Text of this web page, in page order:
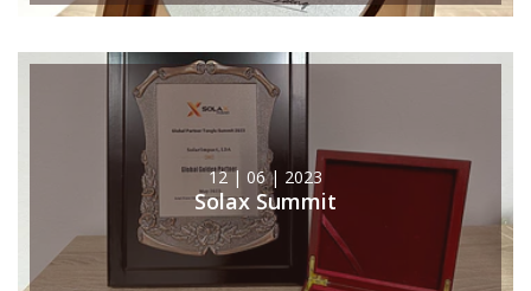
12 | 06 | 2023
Solax Summit